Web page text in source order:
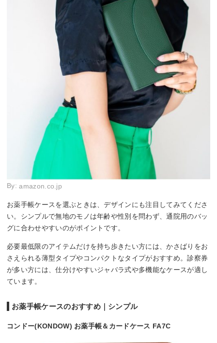
By:amazon.co.jp
お薬手帳ケースを選ぶときは、デザインにも注目してみてくださ
い。シンプルで無地のモノは年齢や性別を問わず、通院用のバッ
グに合わせやすいのがポイントです。
必要最低限のアイテムだけを持ち歩きたい方には、かさばりをお
さえられる薄型タイプやコンパクトなタイプがおすすめ。診察券
が多い方には、仕分けやすいジャバラ式や多機能なケースが適し
ています。
お薬手帳ケースのおすすめ｜シンプル
コンドー(KONDOW) お薬手帳＆カードケース FA7C